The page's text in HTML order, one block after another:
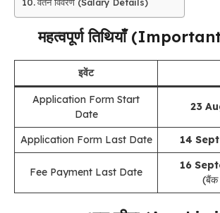
महत्वपूर्ण तिथियाँ
इवेंट
Application Form Start
Date
23
Application Form Last Date 14
Fee Payment Last Date
16
(बैंक